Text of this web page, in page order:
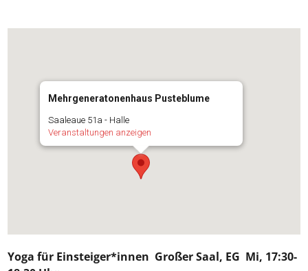
Mehrgeneratonenhaus Pusteblume
Saaleaue 51a - Halle
Veranstaltungen anzeigen
Yoga für Einsteiger*innen Großer Saal, EG Mi, 17:30-